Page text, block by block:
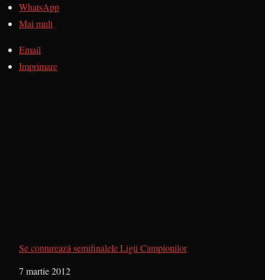
WhatsApp
Mai mult
Email
Imprimare
Se conturează semifinalele Ligii Campionilor
Dată
7 martie 2012